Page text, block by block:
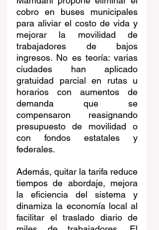
cobro en buses municipales
para aliviar el costo de vida y
mejorar la movilidad de
trabajadores de bajos
ingresos. No es teoría: varias
ciudades han aplicado
gratuidad parcial en rutas u
horarios con aumentos de
demanda que se
compensaron reasignando
presupuesto de movilidad o
con fondos estatales y
federales.
Además, quitar la tarifa reduce
tiempos de abordaje, mejora
la eficiencia del sistema y
dinamiza la economía local al
facilitar el traslado diario de